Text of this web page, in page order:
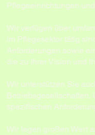
Pflegeeinrichtungen
Wir verfügen über
im Pflegesektor tätig
Anforderungen sowie
die zu Ihrer Vision und
Wir unterstützen Sie
Betriebsgesellschaften.
spezifischen
Wir legen großen Wert